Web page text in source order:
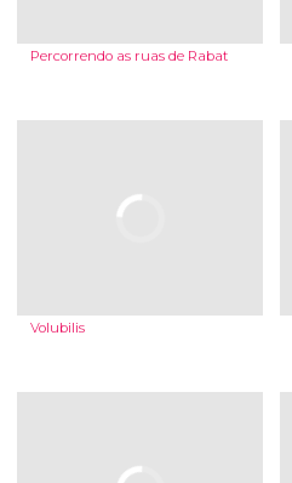
Percorrendo as ruas de Rabat
Volubilis